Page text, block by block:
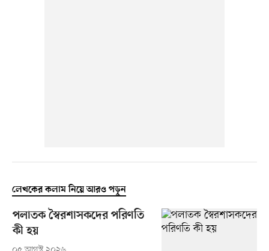
লেখকের কলাম নিয়ে আরও পড়ুন
পলাতক স্বৈরশাসকদের পরিণতি
কী হয়